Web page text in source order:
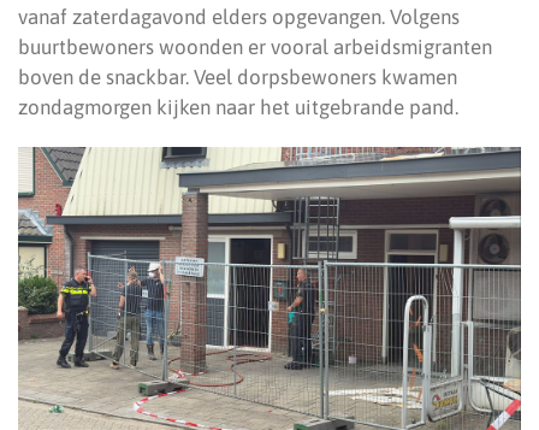
vanaf zaterdagavond elders opgevangen. Volgens
buurtbewoners woonden er vooral arbeidsmigranten
boven de snackbar. Veel dorpsbewoners kwamen
zondagmorgen kijken naar het uitgebrande pand.